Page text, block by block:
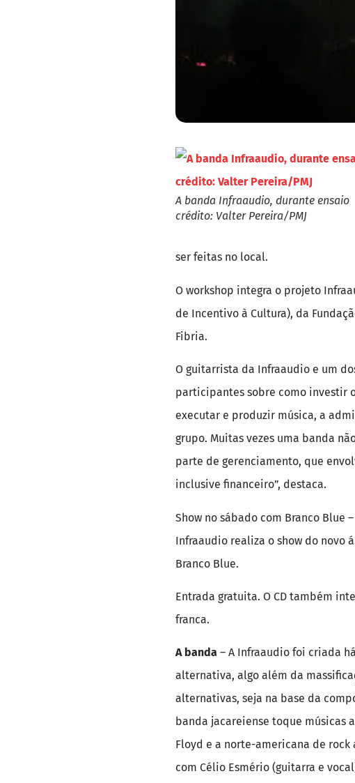
A banda Infraaudio, durante ensaio
crédito: Valter Pereira/PMJ
ser feitas no local.
O workshop integra o projeto
de Incentivo à Cultura), da
Fibria.
O guitarrista da Infraaudio e um
participantes sobre como investir
executar e produzir música, a
grupo. Muitas vezes uma banda
parte de gerenciamento, que
inclusive financeiro”, destaca.
Show no sábado com Branco Blue
Infraaudio realiza o show do novo
Branco Blue.
Entrada gratuita. O CD também
franca.
A banda – A Infraaudio foi criada
alternativa, algo além da
alternativas, seja na base da
banda jacareiense toque músicas
Floyd e a norte-americana de rock
com Célio Esmério (guitarra e